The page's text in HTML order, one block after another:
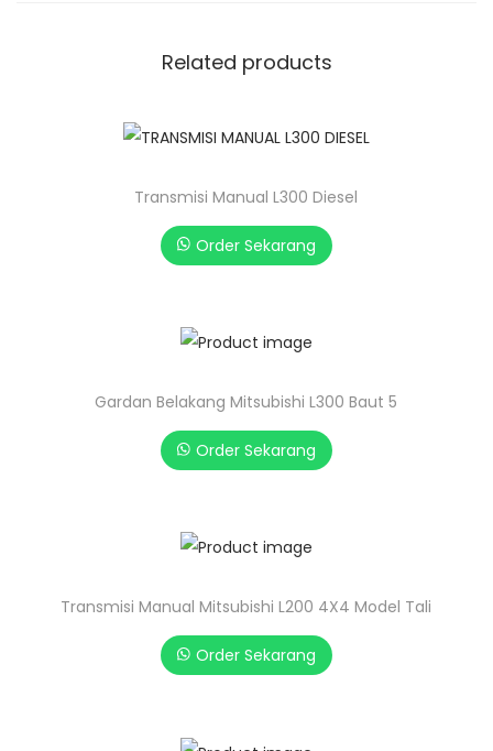
Related products
Transmisi Manual L300 Diesel
Order Sekarang
Gardan Belakang Mitsubishi L300 Baut 5
Order Sekarang
Transmisi Manual Mitsubishi L200 4X4 Model Tali
Order Sekarang